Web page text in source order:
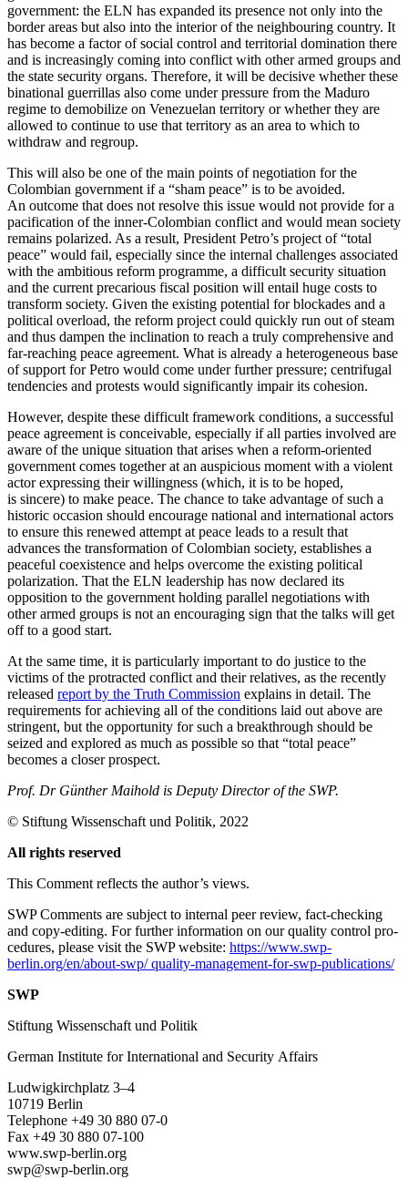
government: the ELN has expanded its presence not only into the
border areas but also into the interior of the neighbouring country. It
has become a fac­tor of social control and territorial domination there
and is increasingly coming into conflict with other armed groups and
the state security organs. Therefore, it will be decisive whether these
binational guerrillas also come under pressure from the Maduro
regime to demobilize on Venezuelan terri­tory or whether they are
allowed to continue to use that territory as an area to which to
withdraw and regroup.
This will also be one of the main points of negotiation for the
Colombian government if a “sham peace” is to be avoided.
An outcome that does not resolve this issue would not provide for a
pacification of the inner-Colombian conflict and would mean society
remains polarized. As a result, Presi­dent Petro’s project of “total
peace” would fail, especially since the internal challenges associated
with the ambitious reform pro­gramme, a difficult security situation
and the current precarious fiscal position will entail huge costs to
transform society. Given the existing potential for blockades and a
political overload, the reform project could quickly run out of steam
and thus dampen the inclination to reach a truly com­prehensive and
far-reaching peace agree­ment. What is already a hetero­geneous base
of support for Petro would come under further pressure; centrifugal
tendencies and protests would signifi­cantly impair its cohesion.
However, despite these difficult framework conditions, a successful
peace agree­ment is conceivable, especially if all parties involved are
aware of the unique situation that arises when a reform-oriented
gov­ern­ment comes together at an auspicious moment with a violent
actor expressing their willingness (which, it is to be hoped,
is sincere) to make peace. The chance to take advantage of such a
historic occasion should encourage national and inter­national actors
to ensure this renewed attempt at peace leads to a result that
advances the transformation of Colombian society, establishes a
peaceful coexistence and helps overcome the existing political
polarization. That the ELN leadership has now declared its
opposition to the government holding parallel negotiations with
other armed groups is not an encouraging sign that the talks will get
off to a good start.
At the same time, it is particularly im­por­tant to do justice to the
victims of the protracted conflict and their relatives, as the recently
released report by the Truth Commission explains in detail. The
require­ments for achieving all of the conditions laid out above are
stringent, but the oppor­tunity for such a breakthrough should be
seized and explored as much as possible so that “total peace”
becomes a closer prospect.
Prof. Dr Günther Maihold is Deputy Director of the SWP.
© Stiftung Wissenschaft und Politik, 2022
All rights reserved
This Comment reflects the author’s views.
SWP Comments are subject to internal peer review, fact-checking
and copy-editing. For further information on our quality control pro­
cedures, please visit the SWP website: https://www.swp-
berlin.org/en/about-swp/ quality-management-for-swp-publications/
SWP
Stiftung Wissenschaft und Politik
German Institute for International and Security Affairs
Ludwigkirchplatz 3–4
10719 Berlin
Telephone +49 30 880 07-0
Fax +49 30 880 07-100
www.swp-berlin.org
swp@swp-berlin.org